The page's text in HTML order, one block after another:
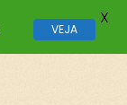
VEJA
X